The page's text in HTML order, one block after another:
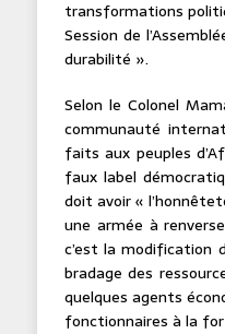
transformations
Session de
durabilité ».
Selon le Colonel
communauté
faits aux peuples
faux label
doit avoir «
une armée à
c’est la modification
bradage des
quelques agents
fonctionnaires à la